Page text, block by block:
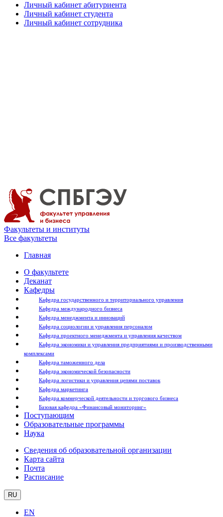
Личный кабинет абитуриента
Личный кабинет студента
Личный кабинет сотрудника
Факультеты и институты
Все факультеты
Главная
О факультете
Деканат
Кафедры
Кафедра государственного и территориального управления
Кафедра международного бизнеса
Кафедра менеджмента и инноваций
Кафедра социологии и управления персоналом
Кафедра проектного менеджмента и управления качеством
Кафедра экономики и управления предприятиями и производственными
комплексами
Кафедра таможенного дела
Кафедра экономической безопасности
Кафедра логистики и управления цепями поставок
Кафедра маркетинга
Кафедра коммерческой деятельности и торгового бизнеса
Базовая кафедра «Финансовый мониторинг»
Поступающим
Образовательные программы
Наука
Сведения об образовательной организации
Карта сайта
Почта
Расписание
RU
EN